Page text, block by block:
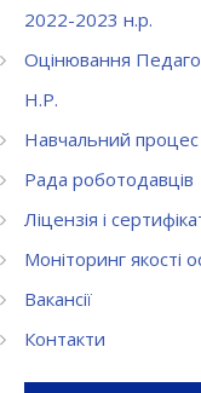
2022-2023 н.р.
Оцінювання
Н.Р.
Навчальний процес
Рада роботодавців
Ліцензія і
Моніторинг якості
Вакансії
Контакти